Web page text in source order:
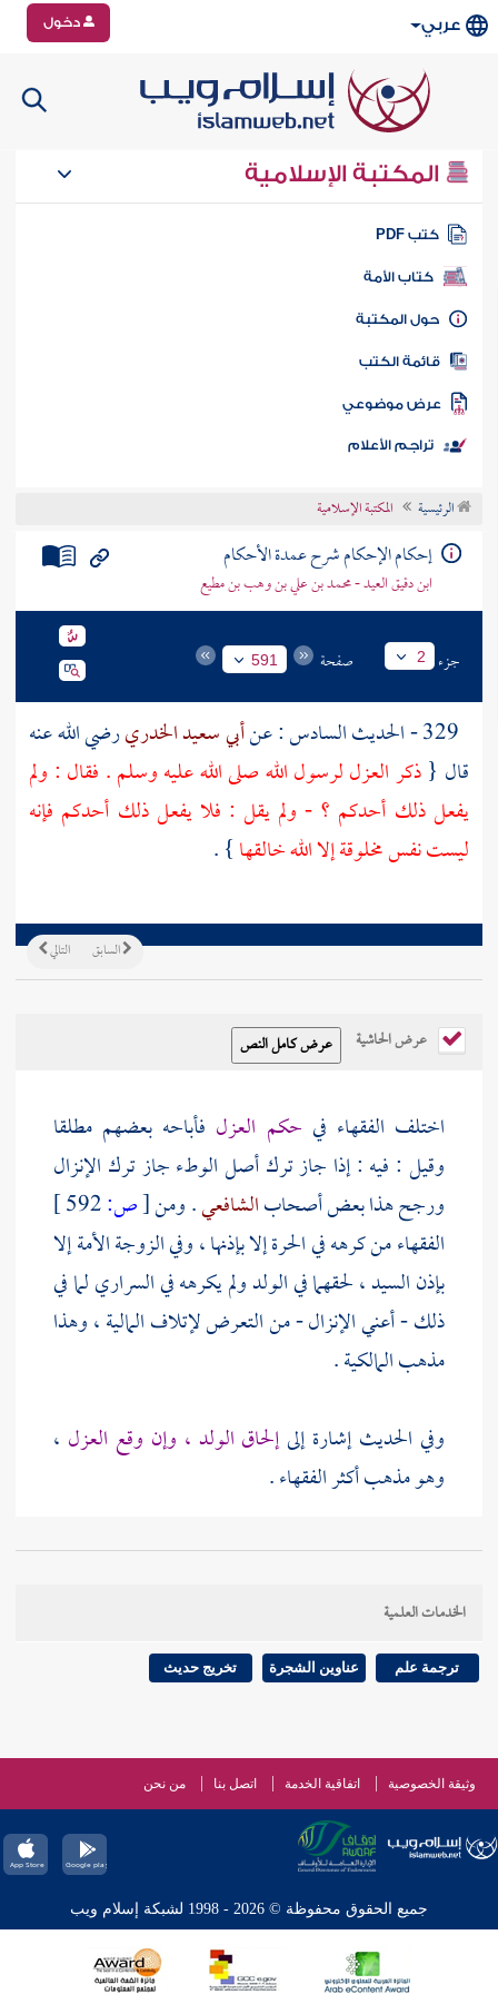
عربي دخول
المكتبة الإسلامية
كتب PDF
كتاب الأمة
المكتبة
الكتب
موضوعي
تراجم الأعلام
الرئيسية المكتبة الإسلامية
إحكام الإحكام شرح عمدة الأحكام
ابن دقيق العيد - محمد بن علي بن وهب بن مطيع
جزء 2 صفحة 591
أبي سعيد الخدريرضي الله عنه
قال {ذكر العزل لرسول الله صلى الله عليه وسلم . فقال : ولم
يفعل ذلك أحدكم ؟ - ولم يقل : فلا يفعل ذلك أحدكم فإنه
ليست نفس مخلوقة إلا الله خالقها} .
التالي السابق
عرض الحاشية
اختلف الفقهاء في حكم العزل فأباحه بعضهم مطلقا
وقيل : فيه : إذا جاز ترك أصل الوطء جاز ترك الإنزال
ورجح هذا بعض أصحابالشافعي. ومن[ص:
الفقهاء من كرهه في الحرة إلا بإذنها ، وفي الزوجة الأمة إلا
بإذن السيد ، لحقهما في الولد ولم يكرهه في السراري لما في
ذلك - أعني الإنزال - من التعرض لإتلاف المالية ، وهذا
مذهب المالكية .
وفي الحديث إشارة إلىإلحاق الولد ، وإن وقع العزل ،
وهو مذهب أكثر الفقهاء .
الخدمات العلمية
ترجمة علم عناوين الشجرة تخريج حديث
وثيقة الخصوصية اتفاقية الخدمة اتصل بنا من نحن
جميع الحقوق محفوظة © 2026 - 1998 لشبكة إسلام ويب